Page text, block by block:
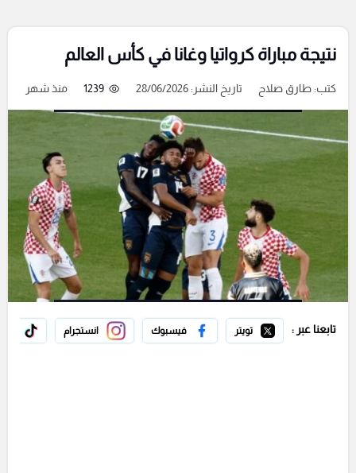
نتيجة مباراة كرواتيا وغانا في كأس العالم
كتب:طارق صلاح تاريخ النشر: 28/06/2026 1239 منذ شهر
تابعنا عبر : تويتر فيسبوك انستجرام